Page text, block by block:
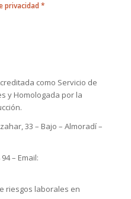
privacidad *
como Servicio de
y Homologada por la
33 – Bajo – Almoradí –
– Email:
riesgos laborales en